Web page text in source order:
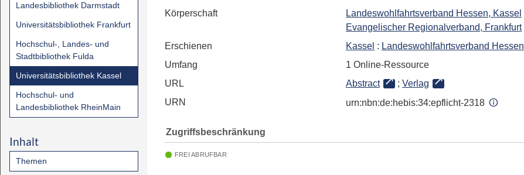
Landesbibliothek Darmstadt
Universitätsbibliothek Frankfurt
Hochschul-, Landes- und
Stadtbibliothek Fulda
Universitätsbibliothek Kassel
Hochschul- und
Landesbibliothek RheinMain
Inhalt
Themen
Körperschaft
Landeswohlfahrtsverband Hessen, Kassel
Evangelischer Regionalverband, Frankfurt
Erschienen
Kassel : Landeswohlfahrtsverband Hessen
Umfang
1 Online-Ressource
URL
Abstract ; Verlag
URN
urn:nbn:de:hebis:34:epflicht-2318
Zugriffsbeschränkung
FREI ABRUFBAR